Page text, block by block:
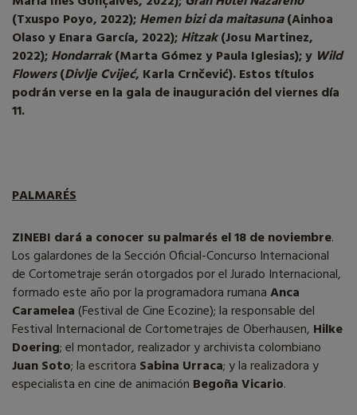
(Txuspo Poyo, 2022);Hemen bizi da maitasuna(Ainhoa
Olaso y Enara García, 2022);Hitzak(Josu Martinez,
2022);Hondarrak(Marta Gómez y Paula Iglesias); y Wild
Flowers(Divlje Cvijeć, Karla Crnčević). Estos títulos
podrán verse en la gala de inauguración del viernes día
11.
PALMARÉS
ZINEBI dará a conocer su palmarés el 18 de noviembre.
Los galardones de la Sección Oficial-Concurso Internacional
de Cortometraje serán otorgados por el Jurado Internacional,
formado este año por la programadora rumanaAnca
Caramelea(Festival de Cine Ecozine); la responsable del
Festival Internacional de Cortometrajes de Oberhausen, Hilke
Doering; el montador, realizador y archivista colombiano
Juan Soto; la escritora Sabina Urraca; y la realizadora y
especialista en cine de animación Begoña Vicario.